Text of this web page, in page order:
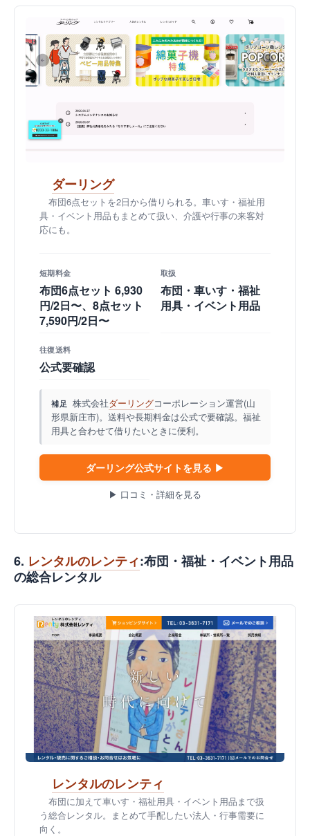
ダーリング
布団6点セットを2日から借りられる。車いす・福祉用
具・イベント用品もまとめて扱い、介護や行事の来客対
応にも。
短期料金
布団6点セット 6,930
円/2日〜、8点セット
7,590円/2日〜
取扱
布団・車いす・福祉
用具・イベント用品
往復送料
公式要確認
補足 株式会社ダーリングコーポレーション運営(山
形県新庄市)。送料や長期料金は公式で要確認。福祉
用具と合わせて借りたいときに便利。
ダーリング公式サイトを見る ▶
▶ 口コミ・詳細を見る
6. レンタルのレンティ:布団・福祉・イベント用品
の総合レンタル
レンタルのレンティ
布団に加えて車いす・福祉用具・イベント用品まで扱
う総合レンタル。まとめて手配したい法人・行事需要に
向く。